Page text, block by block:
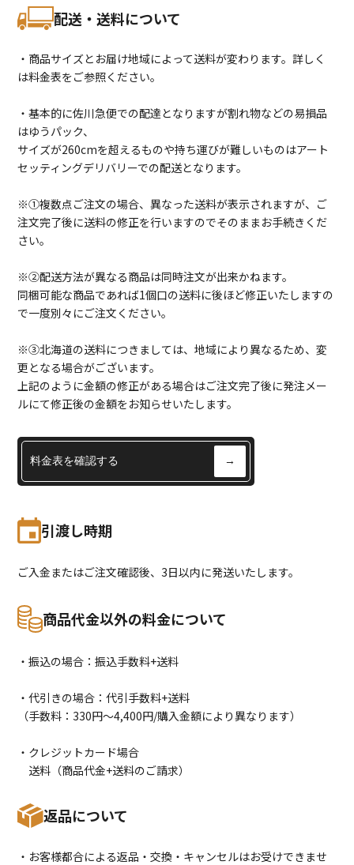
配送・送料について
・商品サイズとお届け地域によって送料が変わります。詳しく
は料金表をご参照ください。
・基本的に佐川急便での配達となりますが割れ物などの易損品
はゆうパック、
サイズが260cmを超えるものや持ち運びが難しいものはアート
セッティングデリバリーでの配送となります。
※①複数点ご注文の場合、異なった送料が表示されますが、ご
注文完了後に送料の修正を行いますのでそのままお手続きくだ
さい。
※②配送方法が異なる商品は同時注文が出来かねます。
同梱可能な商品であれば1個口の送料に後ほど修正いたしますの
で一度別々にご注文ください。
※③北海道の送料につきましては、地域により異なるため、変
更となる場合がございます。
上記のように金額の修正がある場合はご注文完了後に発注メー
ルにて修正後の金額をお知らせいたします。
料金表を確認する →
引渡し時期
ご入金またはご注文確認後、3日以内に発送いたします。
商品代金以外の料金について
・振込の場合：振込手数料+送料
・代引きの場合：代引手数料+送料
（手数料：330円〜4,400円/購入金額により異なります）
・クレジットカード場合
送料（商品代金+送料のご請求）
返品について
・お客様都合による返品・交換・キャンセルはお受けできませ